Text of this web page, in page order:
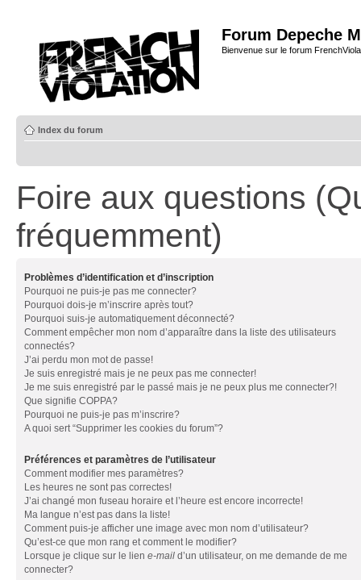
Forum Depeche
Bienvenue sur le forum
Index du forum
Foire aux questions
fréquemment)
Problèmes d’identification et d’inscription
Pourquoi ne puis-je pas me connecter?
Pourquoi dois-je m’inscrire après tout?
Pourquoi suis-je automatiquement déconnecté?
Comment empêcher mon nom d’apparaître dans la liste des utilisateurs
connectés?
J’ai perdu mon mot de passe!
Je suis enregistré mais je ne peux pas me connecter!
Je me suis enregistré par le passé mais je ne peux plus me connecter?!
Que signifie COPPA?
Pourquoi ne puis-je pas m’inscrire?
A quoi sert “Supprimer les cookies du forum”?
Préférences et paramètres de l’utilisateur
Comment modifier mes paramètres?
Les heures ne sont pas correctes!
J’ai changé mon fuseau horaire et l’heure est encore incorrecte!
Ma langue n’est pas dans la liste!
Comment puis-je afficher une image avec mon nom d’utilisateur?
Qu’est-ce que mon rang et comment le modifier?
Lorsque je clique sur le lien e-mail d’un utilisateur, on me demande de me
connecter?